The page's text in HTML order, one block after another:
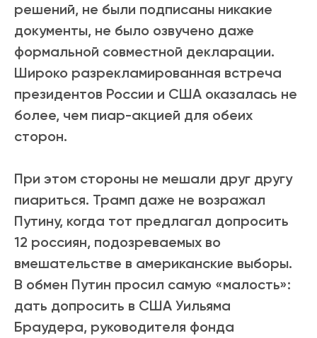
решений, не были подписаны никакие
документы, не было озвучено даже
формальной совместной декларации.
Широко разрекламированная встреча
президентов России и США оказалась не
более, чем пиар-акцией для обеих
сторон.
При этом стороны не мешали друг другу
пиариться. Трамп даже не возражал
Путину, когда тот предлагал допросить
12 россиян, подозреваемых во
вмешательстве в американские выборы.
В обмен Путин просил самую «малость»:
дать допросить в США Уильяма
Браудера, руководителя фонда